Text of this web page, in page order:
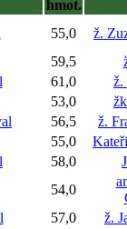
hmot.
55,0
ž.
59,5
61,0
ž.
53,0
56,5
ž.
55,0
58,0
54,0
57,0
ž.